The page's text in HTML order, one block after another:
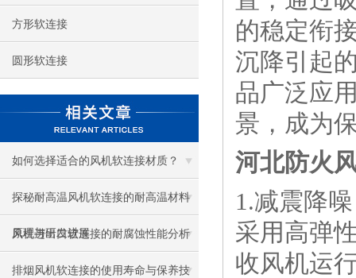
方形软连接
圆形软连接
如何选择适合的风机软连接材质？
探秘耐高温风机软连接的耐高温材料
原理与研发进展
风机进出口软连接的耐腐蚀性能分析
排烟风机软连接的使用寿命与保养技
的稳定衔
沉降引起
品广泛应
景，成为
河北防火
1.减震降噪
采用高弹
收风机运